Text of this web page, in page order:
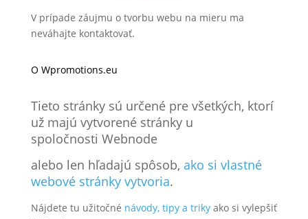
V prípade záujmu o tvorbu webu na mieru ma
neváhajte kontaktovať.
O Wpromotions.eu
Tieto stránky sú určené pre všetkých, ktorí
už majú vytvorené stránky u
spoločnosti Webnode
alebo len hľadajú spôsob, ako si vlastné
webové stránky vytvoria.
Nájdete tu užitočné návody, tipy a trikyako si vylepšiť